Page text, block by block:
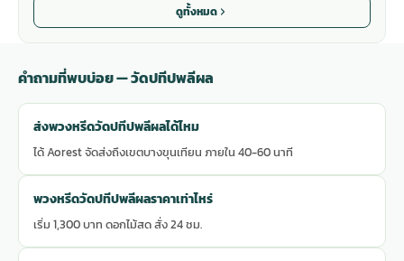
ดูทั้งหมด
คำถามที่พบบ่อย — วัดปทีปพลีผล
ส่งพวงหรีดวัดปทีปพลีผลได้ไหม
ได้ Aorest จัดส่งถึงเขตบางขุนเทียน ภายใน 40-60 นาที
พวงหรีดวัดปทีปพลีผลราคาเท่าไหร่
เริ่ม 1,300 บาท ดอกไม้สด สั่ง 24 ชม.